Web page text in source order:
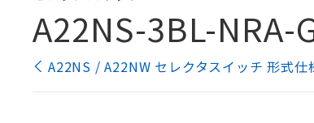
A22NS-3BL-NRA-
A22NS / A22NW セレクタスイッチ 形式仕